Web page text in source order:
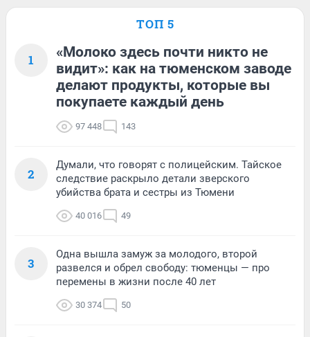
ТОП 5
1
«Молоко здесь почти никто не
видит»: как на тюменском заводе
делают продукты, которые вы
покупаете каждый день
97 448 143
2
Думали, что говорят с полицейским. Тайское
следствие раскрыло детали зверского
убийства брата и сестры из Тюмени
40 016 49
3
Одна вышла замуж за молодого, второй
развелся и обрел свободу: тюменцы — про
перемены в жизни после 40 лет
30 374 50